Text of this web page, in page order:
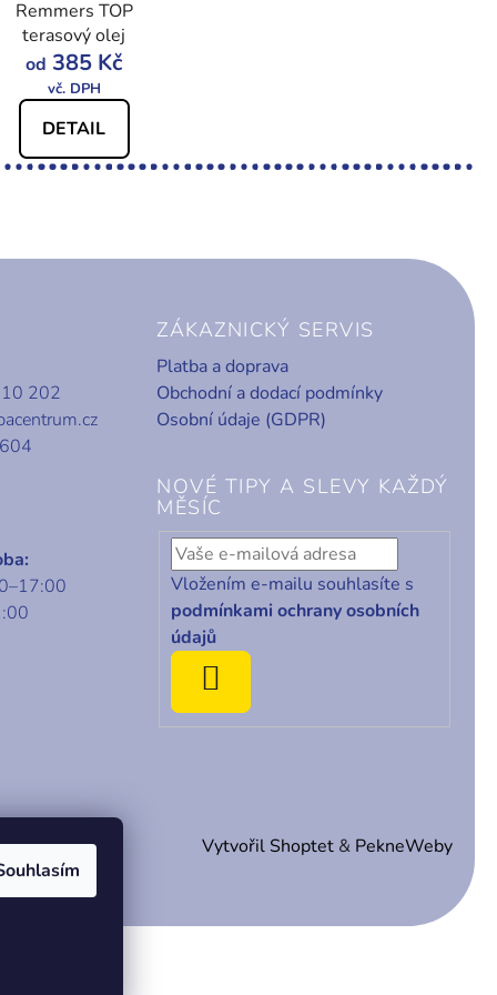
Remmers TOP
terasový olej
od 385 Kč
DETAIL
202
ZÁKAZNICKÝ SERVIS
Platba a doprava
Obchodní a dodací podmínky
Osobní údaje (GDPR)
NOVÉ TIPY A SLEVY KAŽDÝ
MĚSÍC
Vložením e-mailu souhlasíte s
podmínkami ochrany osobních
údajů
Vytvořil Shoptet & PekneWeby